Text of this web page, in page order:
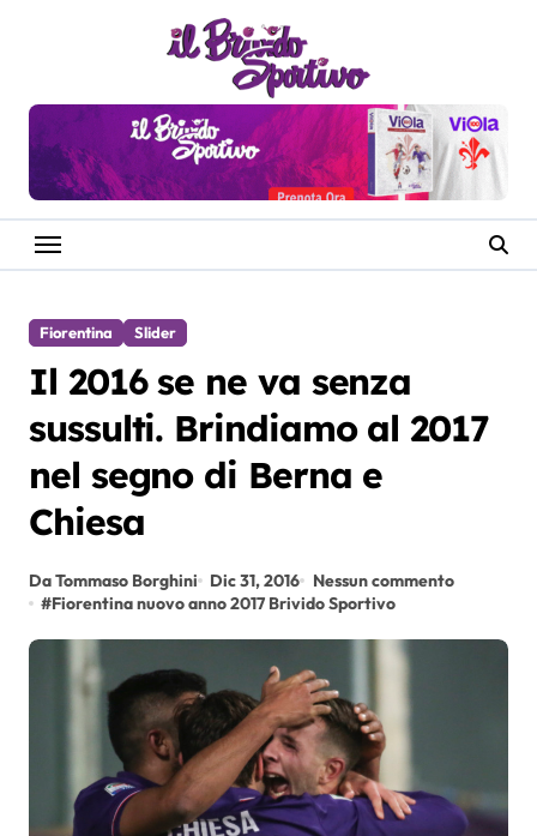
Fiorentina Slider
Il 2016 se ne va senza
sussulti. Brindiamo al 2017
nel segno di Berna e
Chiesa
Da Tommaso Borghini Dic 31, 2016
Nessun commento
#Fiorentina nuovo anno 2017 Brivido Sportivo